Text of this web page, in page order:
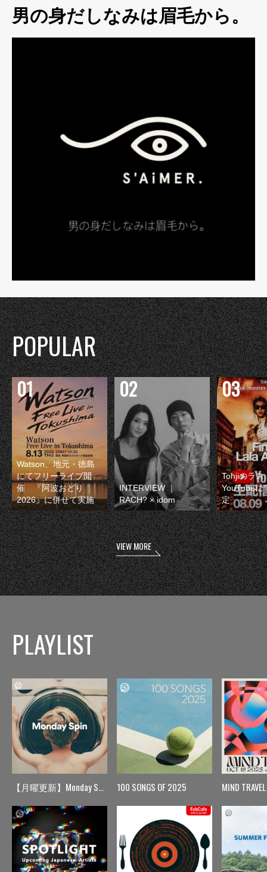
男の身だしなみは眉毛から。
POPULAR
Watson、地元・徳島
にてフリーライブ開
催 『阿波おどり
2026』に併せて実施
INTERVIEW ｜
RACH? × idom
Tohjiのラス
YouTubeに
定
VIEW MORE
PLAYLIST
【月曜更新】Monday Spin 100 SONGS OF 2025 MIND TRAVEL